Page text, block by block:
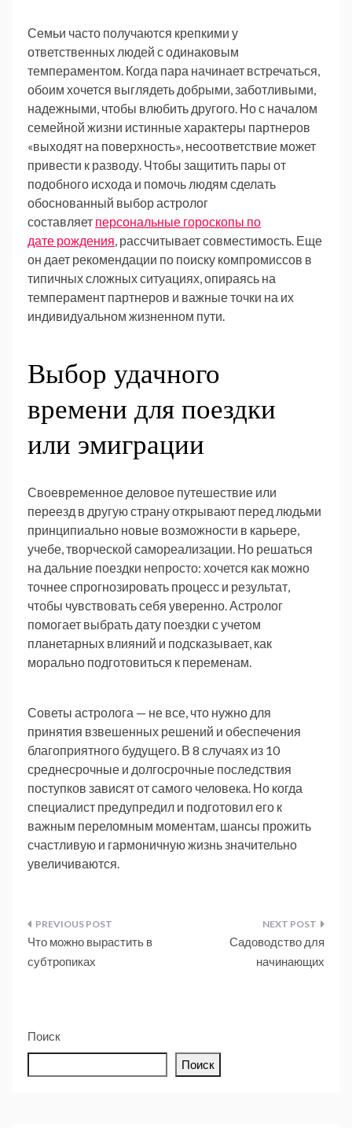
Семьи часто получаются крепкими у
ответственных людей с одинаковым
темпераментом. Когда пара начинает встречаться,
обоим хочется выглядеть добрыми, заботливыми,
надежными, чтобы влюбить другого. Но с началом
семейной жизни истинные характеры партнеров
«выходят на поверхность», несоответствие может
привести к разводу. Чтобы защитить пары от
подобного исхода и помочь людям сделать
обоснованный выбор астролог
составляет персональные гороскопы по
дате рождения , рассчитывает совместимость. Еще
он дает рекомендации по поиску компромиссов в
типичных сложных ситуациях, опираясь на
темперамент партнеров и важные точки на их
индивидуальном жизненном пути.
Выбор удачного
времени для поездки
или эмиграции
Своевременное деловое путешествие или
переезд в другую страну открывают перед людьми
принципиально новые возможности в карьере,
учебе, творческой самореализации. Но решаться
на дальние поездки непросто: хочется как можно
точнее спрогнозировать процесс и результат,
чтобы чувствовать себя уверенно. Астролог
помогает выбрать дату поездки с учетом
планетарных влияний и подсказывает, как
морально подготовиться к переменам.
Советы астролога — не все, что нужно для
принятия взвешенных решений и обеспечения
благоприятного будущего. В 8 случаях из 10
среднесрочные и долгосрочные последствия
поступков зависят от самого человека. Но когда
специалист предупредил и подготовил его к
важным переломным моментам, шансы прожить
счастливую и гармоничную жизнь значительно
увеличиваются.
Навигация
по
Что можно вырастить в
субтропиках
Садоводство для
начинающих
Поиск
Поиск